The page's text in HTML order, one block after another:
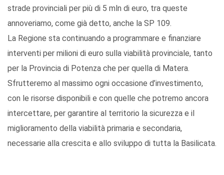
strade provinciali per più di 5 mln di euro, tra queste
annoveriamo, come già detto, anche la SP 109.
La Regione sta continuando a programmare e finanziare
interventi per milioni di euro sulla viabilità provinciale, tanto
per la Provincia di Potenza che per quella di Matera.
Sfrutteremo al massimo ogni occasione d’investimento,
con le risorse disponibili e con quelle che potremo ancora
intercettare, per garantire al territorio la sicurezza e il
miglioramento della viabilità primaria e secondaria,
necessarie alla crescita e allo sviluppo di tutta la Basilicata.